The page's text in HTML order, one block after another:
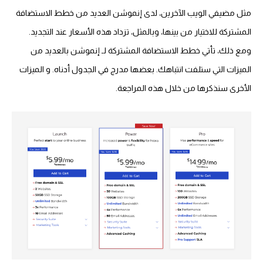
مثل مضيفي الويب الآخرين، لدى إنموشن العديد من خطط الاستضافة
المشتركة للاختيار من بينها، وبالمثل، تزداد هذه الأسعار عند التجديد.
ومع ذلك، تأتي خطط الاستضافة المشتركة لـ إنموشن بالعديد من
الميزات التي ستلفت انتباهك. بعضها مدرج في الجدول أدناه. و الميزات
الأخرى سنذكرها من خلال هذه المراجعة.